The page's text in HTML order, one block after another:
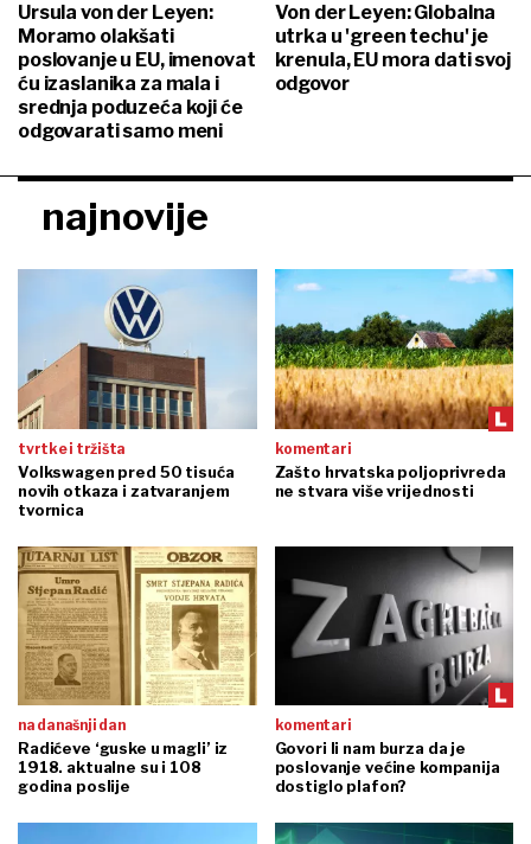
Ursula von der Leyen:
Moramo olakšati
poslovanje u EU, imenovat
ću izaslanika za mala i
srednja poduzeća koji će
odgovarati samo meni
Von der Leyen: Globalna
utrka u 'green techu' je
krenula, EU mora dati svoj
odgovor
najnovije
tvrtke i tržišta
Volkswagen pred 50 tisuća
novih otkaza i zatvaranjem
tvornica
komentari
Zašto hrvatska poljoprivreda
ne stvara više vrijednosti
na današnji dan
Radićeve ‘guske u magli’ iz
1918. aktualne su i 108
godina poslije
komentari
Govori li nam burza da je
poslovanje većine kompanija
dostiglo plafon?